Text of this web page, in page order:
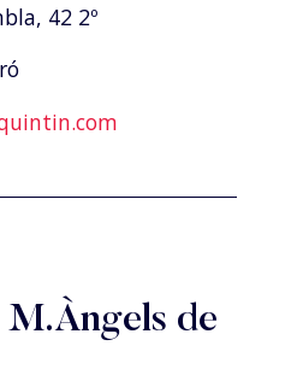
42 2º
M.Àngels de